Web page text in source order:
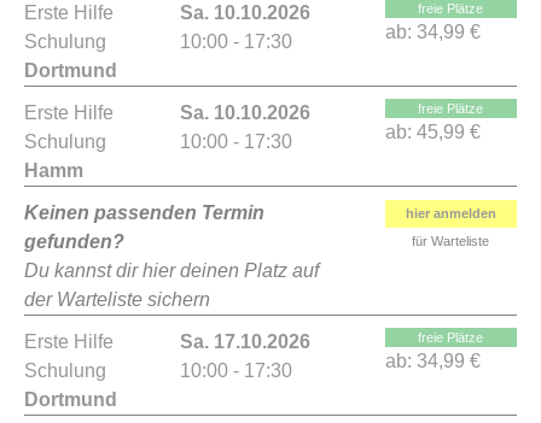
Erste Hilfe
Schulung
Dortmund
Sa. 10.10.2026
10:00 - 17:30
freie Plätze
ab: 34,99 €
Erste Hilfe
Schulung
Hamm
Sa. 10.10.2026
10:00 - 17:30
freie Plätze
ab: 45,99 €
Keinen passenden Termin
gefunden?
Du kannst dir hier deinen Platz auf
der Warteliste sichern
hier anmelden
für Warteliste
Erste Hilfe
Schulung
Dortmund
Sa. 17.10.2026
10:00 - 17:30
freie Plätze
ab: 34,99 €